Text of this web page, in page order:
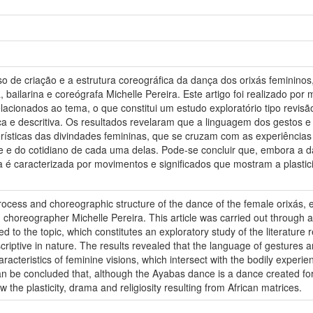
de criação e a estrutura coreográfica da dança dos orixás
bailarina e coreógrafa Michelle Pereira. Este artigo foi realizado
ao tema, o que constitui um estudo exploratório tipo
e descritiva. Os resultados revelaram que a linguagem dos gestos
das divindades femininas, que se cruzam com as
do cotidiano de cada uma delas. Pode-se concluir que, embora a
é caracterizada por movimentos e significados que mostram a
and choreographic structure of the dance of the female orixás,
choreographer Michelle Pereira. This article was carried out
to the topic, which constitutes an exploratory study of the
in nature. The results revealed that the language of gestures
of feminine visions, which intersect with the bodily
be concluded that, although the Ayabas dance is a dance created
the plasticity, drama and religiosity resulting from African matrices.